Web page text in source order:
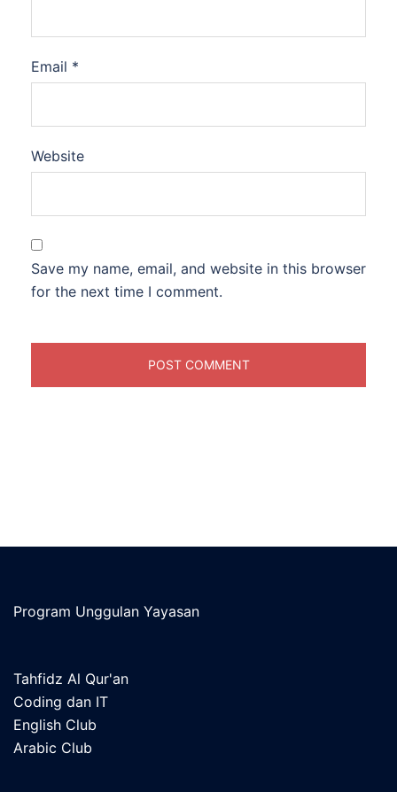
Email *
Website
Save my name, email, and website in this browser
for the next time I comment.
Program Unggulan Yayasan
Tahfidz Al Qur'an
Coding dan IT
English Club
Arabic Club